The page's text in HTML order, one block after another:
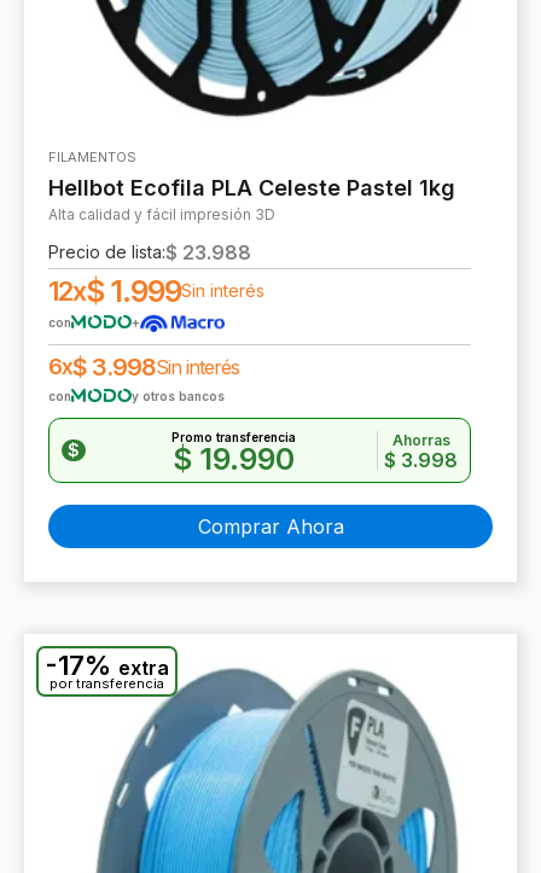
FILAMENTOS
Hellbot Ecofila PLA Celeste Pastel 1kg
Alta calidad y fácil impresión 3D
Precio de lista:$ 23.988
12x$1.999Sin interés
con +
6x$ 3.998Sin interés
con y otros bancos
$
Promo transferencia
$19.990
Ahorras
$ 3.998
Comprar Ahora
-17% extra
por transferencia